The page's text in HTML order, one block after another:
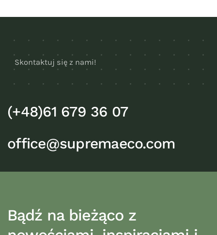
Skontaktuj się z nami!
(+48)61 679 36 07
office@supremaeco.com
Bądź na bieżąco z